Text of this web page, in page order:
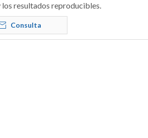
los resultados reproducibles.
Consulta